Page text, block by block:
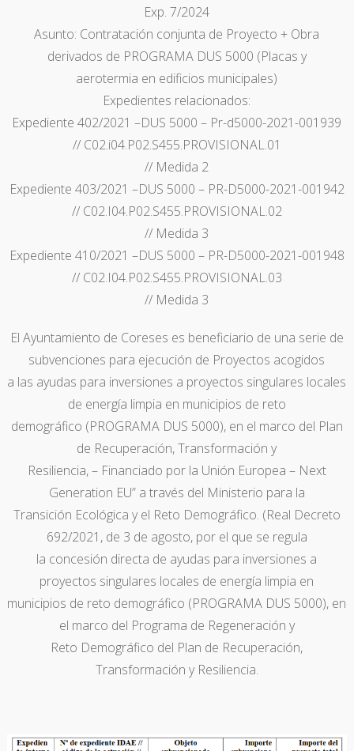
Exp. 7/2024
Asunto: Contratación conjunta de Proyecto + Obra
derivados de PROGRAMA DUS 5000 (Placas y
aerotermia en edificios municipales)
Expedientes relacionados:
Expediente 402/2021 –DUS 5000 – Pr-d5000-2021-001939
// C02.i04.P02.S455.PROVISIONAL.01
// Medida 2
Expediente 403/2021 –DUS 5000 – PR-D5000-2021-001942
// C02.I04.P02.S455.PROVISIONAL.02
// Medida 3
Expediente 410/2021 –DUS 5000 – PR-D5000-2021-001948
// C02.I04.P02.S455.PROVISIONAL.03
// Medida 3
El Ayuntamiento de Coreses es beneficiario de una serie de
subvenciones para ejecución de Proyectos acogidos
a las ayudas para inversiones a proyectos singulares locales
de energía limpia en municipios de reto
demográfico (PROGRAMA DUS 5000), en el marco del Plan
de Recuperación, Transformación y
Resiliencia, – Financiado por la Unión Europea – Next
Generation EU” a través del Ministerio para la
Transición Ecológica y el Reto Demográfico. (Real Decreto
692/2021, de 3 de agosto, por el que se regula
la concesión directa de ayudas para inversiones a
proyectos singulares locales de energía limpia en
municipios de reto demográfico (PROGRAMA DUS 5000), en
el marco del Programa de Regeneración y
Reto Demográfico del Plan de Recuperación,
Transformación y Resiliencia.